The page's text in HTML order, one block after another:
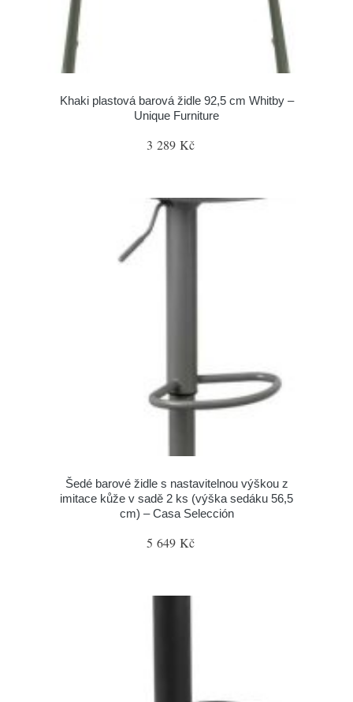
Khaki plastová barová židle 92,5 cm Whitby –
Unique Furniture
3 289 Kč
Šedé barové židle s nastavitelnou výškou z
imitace kůže v sadě 2 ks (výška sedáku 56,5
cm) – Casa Selección
5 649 Kč